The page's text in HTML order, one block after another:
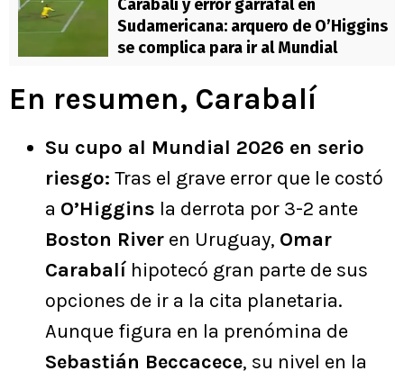
Carabalí y error garrafal en
Sudamericana: arquero de O’Higgins
se complica para ir al Mundial
En resumen, Carabalí
Su cupo al Mundial 2026 en serio
riesgo: Tras el grave error que le costó
a O’Higgins la derrota por 3-2 ante
Boston River en Uruguay, Omar
Carabalí hipotecó gran parte de sus
opciones de ir a la cita planetaria.
Aunque figura en la prenómina de
Sebastián Beccacece, su nivel en la